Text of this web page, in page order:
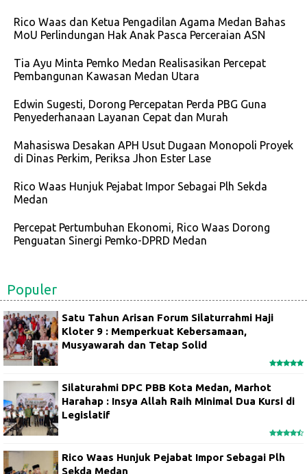
Rico Waas dan Ketua Pengadilan Agama Medan Bahas
MoU Perlindungan Hak Anak Pasca Perceraian ASN
Tia Ayu Minta Pemko Medan Realisasikan Percepat
Pembangunan Kawasan Medan Utara
Edwin Sugesti, Dorong Percepatan Perda PBG Guna
Penyederhanaan Layanan Cepat dan Murah
Mahasiswa Desakan APH Usut Dugaan Monopoli Proyek
di Dinas Perkim, Periksa Jhon Ester Lase
Rico Waas Hunjuk Pejabat Impor Sebagai Plh Sekda
Medan
Percepat Pertumbuhan Ekonomi, Rico Waas Dorong
Penguatan Sinergi Pemko-DPRD Medan
Populer
Satu Tahun Arisan Forum Silaturrahmi Haji
Kloter 9 : Memperkuat Kebersamaan,
Musyawarah dan Tetap Solid
Silaturahmi DPC PBB Kota Medan, Marhot
Harahap : Insya Allah Raih Minimal Dua Kursi di
Legislatif
Rico Waas Hunjuk Pejabat Impor Sebagai Plh
Sekda Medan